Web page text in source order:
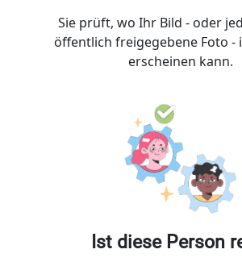
Sie prüft, wo Ihr Bild - oder
öffentlich freigegebene Foto -
erscheinen kann.
Ist diese Person